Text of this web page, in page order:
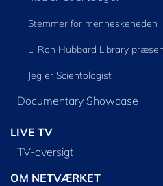
Stemmer for menneskeheden
L. Ron Hubbard Library
Jeg er Scientologist
Documentary Showcase
LIVE TV
TV-oversigt
OM NETVÆRKET